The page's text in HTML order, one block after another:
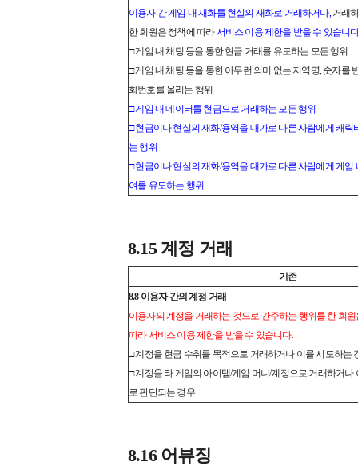
이용자 간 게임 내 재화를 현실의 재화로 거래하거나,거래
한 회원은 정책에 따라서비스 이용 제한을 받을 수 있습니
□ 게임 내 채팅 등을 통한 현금 거래를 유도하는 모든 행위
□ 게임 내 채팅 등을 통한 아무런 의미 없는 지역명, 숫자를
화번호를 올리는 행위
□ 게임 내 데이터를 현금으로 거래하는 모든 행위
□ 현금이나 현실의 재화/용역을 대가로 다른 사람에게 캐릭
는 행위
□ 현금이나 현실의 재화/용역을 대가로 다른 사람에게 게임
여를 유도하는 행위
8.15 계정 거래
기존
8.8 이용자 간의 계정 거래
이용자의 계정을 거래하는 것으로 간주하는 행위를 한 회
따라 서비스 이용 제한을 받을 수 있습니다.
□ 계정을 현금 수취를 목적으로 거래하거나 이를 시도하는
□ 계정을 타 게임의 아이템/게임 머니/계정으로 거래하거나
로 판단되는 경우
8.16 어뷰징